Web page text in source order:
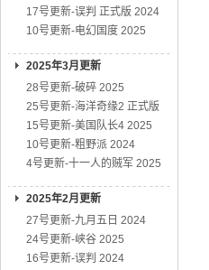
17号更新-误判 正式版 2024
10号更新-电幻国度 2025
2025年3月更新
28号更新-破碎 2025
25号更新-海洋奇缘2 正式版
15号更新-美国队长4 2025
10号更新-粗野派 2024
4号更新-十一人的贼军 2025
2025年2月更新
27号更新-九月五日 2024
24号更新-峡谷 2025
16号更新-误判 2024